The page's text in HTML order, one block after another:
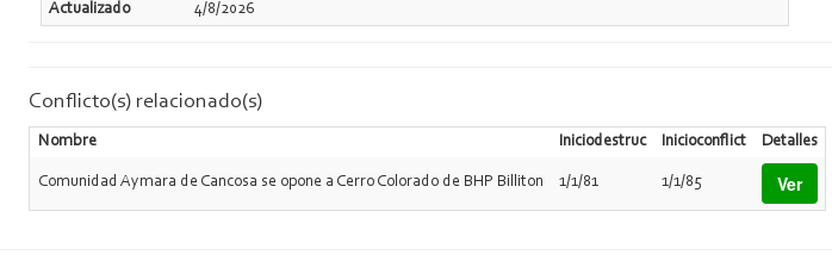
Actualizado
4/8/2026
Conflicto(s) relacionado(s)
Nombre Iniciodestruc Inicioconflict Detalles
Comunidad Aymara de Cancosa se opone a Cerro Colorado de BHP Billiton 1/1/81 1/1/85 Ver